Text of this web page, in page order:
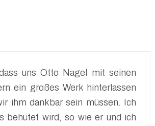
uns Otto Nagel mit seinen
ein großes Werk hinterlassen
ihm dankbar sein müssen. Ich
behütet wird, so wie er und ich